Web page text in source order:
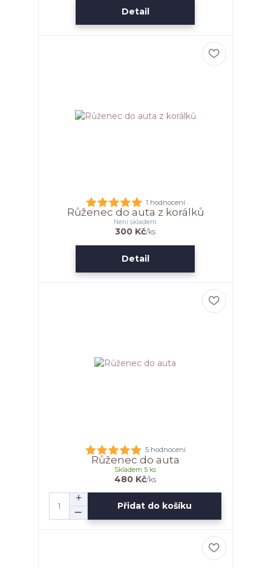
Detail
1 hodnocení
Růženec do auta z korálků
300 Kč/ks
Není skladem
Detail
5 hodnocení
Růženec do auta
480 Kč/ks
Skladem 5 ks
Přidat do košíku